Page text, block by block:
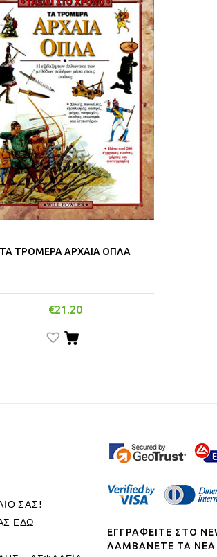
ΤΑ ΤΡΟΜΕΡΑ ΑΡΧΑΙΑ ΟΠΛΑ
€21.20
ΣΑΣ!
ΕΔΩ
ΕΓΓΡΑΦΕΙΤΕ ΣΤΟ
ΛΑΜΒΑΝΕΤΕ ΤΑ